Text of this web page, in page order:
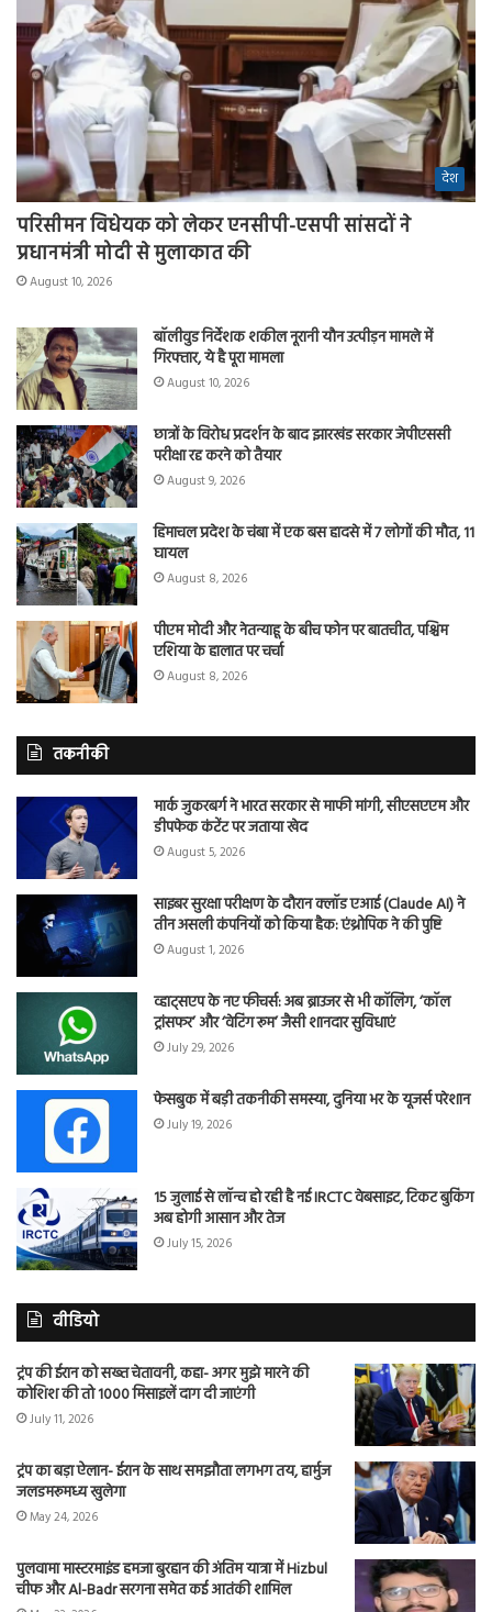
देश
परिसीमन विधेयक को लेकर एनसीपी-एसपी सांसदों ने
प्रधानमंत्री मोदी से मुलाकात की
August 10, 2026
बॉलीवुड निर्देशक शकील नूरानी यौन उत्पीड़न मामले में
गिरफ्तार, ये है पूरा मामला
August 10, 2026
छात्रों के विरोध प्रदर्शन के बाद झारखंड सरकार जेपीएससी
परीक्षा रद्द करने को तैयार
August 9, 2026
हिमाचल प्रदेश के चंबा में एक बस हादसे में 7 लोगों की मौत, 11
घायल
August 8, 2026
पीएम मोदी और नेतन्याहू के बीच फोन पर बातचीत, पश्चिम
एशिया के हालात पर चर्चा
August 8, 2026
तकनीकी
मार्क जुकरबर्ग ने भारत सरकार से माफी मांगी, सीएसएएम और
डीपफेक कंटेंट पर जताया खेद
August 5, 2026
साइबर सुरक्षा परीक्षण के दौरान क्लॉड एआई (Claude AI) ने
तीन असली कंपनियों को किया हैक: एंथ्रोपिक ने की पुष्टि
August 1, 2026
व्हाट्सएप के नए फीचर्स: अब ब्राउजर से भी कॉलिंग, ‘कॉल
ट्रांसफर’ और ‘वेटिंग रूम’ जैसी शानदार सुविधाएं
July 29, 2026
फेसबुक में बड़ी तकनीकी समस्या, दुनिया भर के यूजर्स परेशान
July 19, 2026
15 जुलाई से लॉन्च हो रही है नई IRCTC वेबसाइट, टिकट बुकिंग
अब होगी आसान और तेज
July 15, 2026
वीडियो
ट्रंप की ईरान को सख्त चेतावनी, कहा- अगर मुझे मारने की
कोशिश की तो 1000 मिसाइलें दाग दी जाएंगी
July 11, 2026
ट्रंप का बड़ा ऐलान- ईरान के साथ समझौता लगभग तय, हार्मुज
जलडमरूमध्य खुलेगा
May 24, 2026
पुलवामा मास्टरमाइंड हमजा बुरहान की अंतिम यात्रा में Hizbul
चीफ और Al-Badr सरगना समेत कई आतंकी शामिल